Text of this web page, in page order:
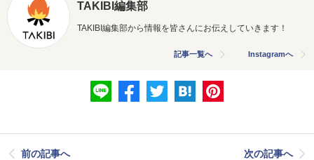
TAKIBI編集部
TAKIBI編集部から情報を皆さんにお伝えしていきます！
記事一覧へ Instagramへ
前の記事へ 次の記事へ